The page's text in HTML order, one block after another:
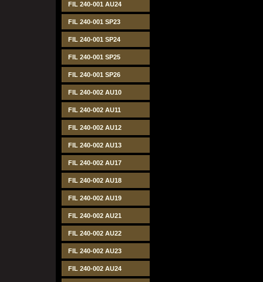
FIL 240-001 AU24
FIL 240-001 SP23
FIL 240-001 SP24
FIL 240-001 SP25
FIL 240-001 SP26
FIL 240-002 AU10
FIL 240-002 AU11
FIL 240-002 AU12
FIL 240-002 AU13
FIL 240-002 AU17
FIL 240-002 AU18
FIL 240-002 AU19
FIL 240-002 AU21
FIL 240-002 AU22
FIL 240-002 AU23
FIL 240-002 AU24